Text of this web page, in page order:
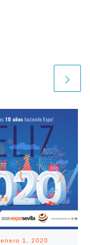
enero 1, 2020